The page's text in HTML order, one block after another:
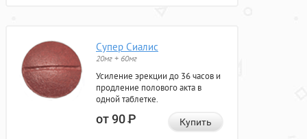
Супер Сиалис
20мг + 60мг
Усиление эрекции до 36 часов и
продление полового акта в
одной таблетке.
от 90Р Купить